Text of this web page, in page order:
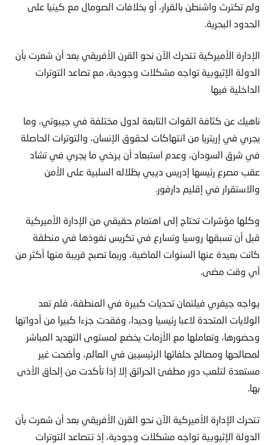
ولم تكترث واشنطن بالقرار، أو بخلافات الصومال مع كينيا على
الحدود البحرية.
الإدارة الأميركية تتحرك الآن نحو القرن الأفريقي بعد أن شعرت بأن
الدولة الإثيوبية تواجه مشكلات وجودية، مع تصاعد التوترات
الداخلية فيها
ناهيك عن كثافة القوات التابعة لدول مختلفة في جيبوتي، وما
يجري في إريتريا من انتهاكات لحقوق الإنسان، والتوترات الحاصلة
في شرق السودان، وعدم استبعاد أن يرخي ما يجري في تشاد
عقب مصرع رئيسها إدريس ديبي بظلاله السلبية على الأمن
والاستقرار في إقليم دارفور.
وكلها مؤشرات تحتاج إلى اهتمام حقيقي من الإدارة الأميركية
قبل أن تسبقها روسيا وتسارع في تكريس نفوذها في منطقة
كانت بعيدة عنها السنوات الماضية، وربما تصبح قريبة منها أكثر من
أي وقت مضى.
يواجه جيفري فيلتمان تحديات كبيرة في المنطقة، فلم تعد
الولايات المتحدة لاعبا رئيسيا وحيدا، وفقدت جزءا كبيرا من أدواتها
وحضورها، وتعاملها مع الأزمات يخضع لمستوى التهديد المباشر
لمصالحها ومصالح حلفائها الرئيسيين في العالم، وأضحت غير
مستعدة لتلعب دور مطفئ الحرائق إلا إذا تأكدت من إلحاق الأذى
بها.
تتحرك الإدارة الأميركية الآن نحو القرن الأفريقي بعد أن شعرت بأن
الدولة الإثيوبية تواجه مشكلات وجودية، إذ تتصاعد التوترات